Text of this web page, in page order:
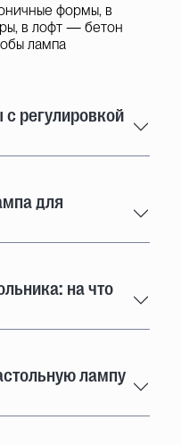
формы, в
в лофт — бетон
лампа
регулировкой
для
на что
лампу